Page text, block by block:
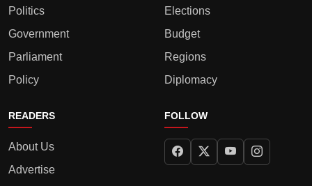
Politics
Government
Parliament
Policy
Elections
Budget
Regions
Diplomacy
READERS
About Us
Advertise
FOLLOW